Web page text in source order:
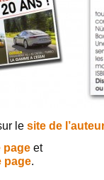
le site de
page et
page.